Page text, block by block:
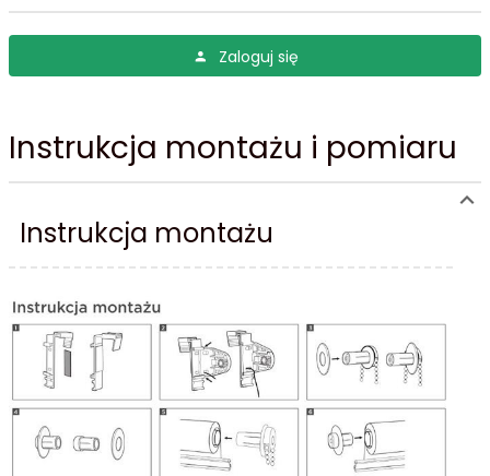
Zaloguj się
Instrukcja montażu i pomiaru
Instrukcja montażu